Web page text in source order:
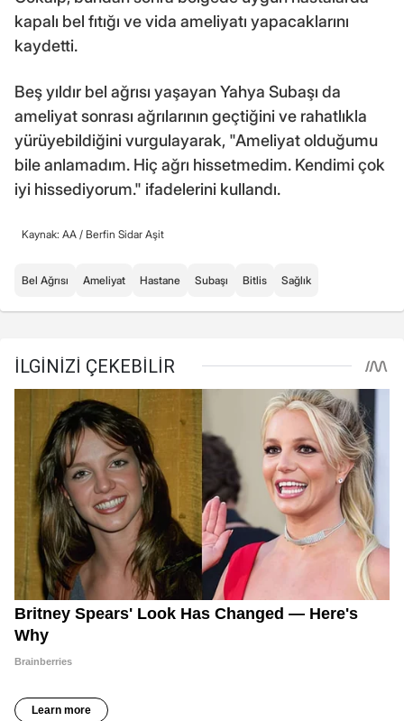
kapalı bel fıtığı ve vida ameliyatı yapacaklarını
kaydetti.
Beş yıldır bel ağrısı yaşayan Yahya Subaşı da
ameliyat sonrası ağrılarının geçtiğini ve rahatlıkla
yürüyebildiğini vurgulayarak, "Ameliyat olduğumu
bile anlamadım. Hiç ağrı hissetmedim. Kendimi çok
iyi hissediyorum." ifadelerini kullandı.
Kaynak: AA / Berfin Sidar Aşit
Bel Ağrısı Ameliyat Hastane Subaşı Bitlis Sağlık